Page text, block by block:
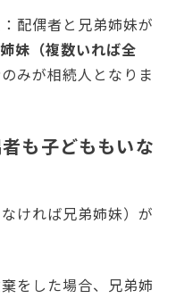
：配偶者と兄弟姉妹が
妹（複数いれば全
みが相続人となりま
も子どももいな
ければ兄弟姉妹）が
をした場合、兄弟姉